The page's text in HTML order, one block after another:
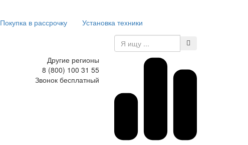
Покупка в рассрочку
Установка техники
Другие регионы
8 (800) 100 31 55
Звонок бесплатный